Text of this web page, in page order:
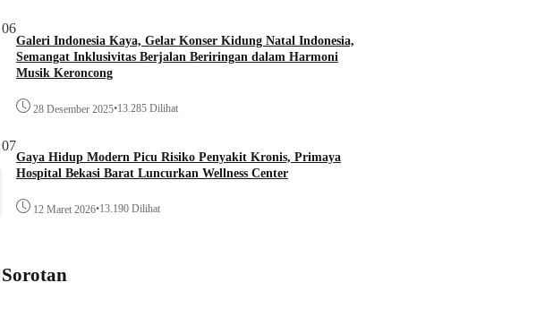
06
Galeri Indonesia Kaya, Gelar Konser Kidung Natal Indonesia,
Semangat Inklusivitas Berjalan Beriringan dalam Harmoni
Musik Keroncong
28 Desember 2025•13.285 Dilihat
07
Gaya Hidup Modern Picu Risiko Penyakit Kronis, Primaya
Hospital Bekasi Barat Luncurkan Wellness Center
12 Maret 2026•13.190 Dilihat
Sorotan